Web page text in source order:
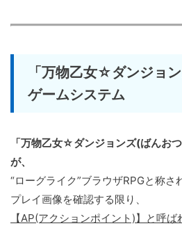
「万物乙女☆ダンジョ
ゲームシステム
「万物乙女☆ダンジョンズ(ばんお
が、
“ローグライク”ブラウザRPGと称
プレイ画像を確認する限り、
【AP(アクションポイント)】と呼